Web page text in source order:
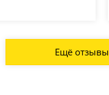
Ещё отзывы